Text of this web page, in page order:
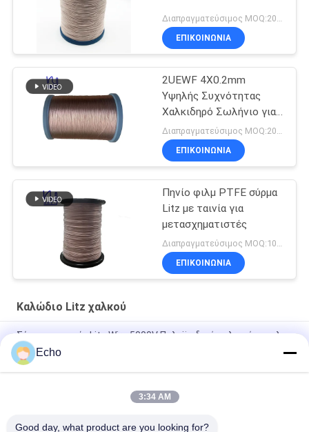
Διαπραγματεύσιμος MOQ:20 χιλιόγραμμο/χιλιόγραμμα
ΕΠΙΚΟΙΝΩΝΙΑ
2UEWF 4X0.2mm
Υψηλής Συχνότητας
Χαλκιδηρό Σωλήνιο για
Μετασχηματιστή
ΕΠΙΚΟΙΝΩΝΙΑ
Πηνίο φιλμ PTFE σύρμα
Litz με ταινία για
μετασχηματιστές
ΕΠΙΚΟΙΝΩΝΙΑ
Καλώδιο Litz χαλκού
Σύρμα με ταινία Litz Wire 5000V Πολυϊμιδικό τυλιγμένο φιλμ
Mylar Καλυμμένο σύρμα χαλκού
Custom Litz Wire 0,03mmx600/2000 Kapton Tapeed Copper
Echo
3:34 AM
Good day, what product are you looking for?